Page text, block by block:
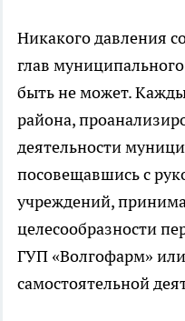
Никакого давления
глав
быть не может.
района,
деятельности
посовещавшись с
учреждений,
целесообразности
ГУП «Волгофарм»
самостоятельной